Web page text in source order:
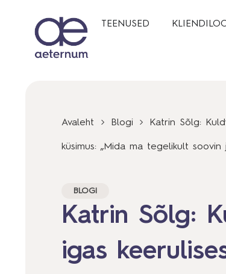
TEENUSED
Avaleht Blogi Katrin Sõlg:
küsimus: „Mida ma tegelikult soovin
BLOGI
Katrin Sõlg:
igas